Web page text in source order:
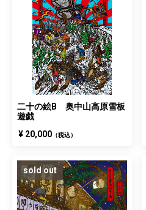
二十の絵B 奥中山高原雪板
遊戯
¥ 20,000 （税込）
sold out